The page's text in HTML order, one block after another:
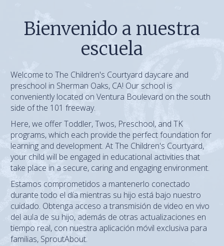
Bienvenido a nuestra
escuela
Welcome to The Children's Courtyard daycare and
preschool in Sherman Oaks, CA! Our school is
conveniently located on Ventura Boulevard on the south
side of the 101 freeway.
Here, we offer Toddler, Twos, Preschool, and TK
programs, which each provide the perfect foundation for
learning and development. At The Children's Courtyard,
your child will be engaged in educational activities that
take place in a secure, caring and engaging environment.
Estamos comprometidos a mantenerlo conectado
durante todo el día mientras su hijo está bajo nuestro
cuidado. Obtenga acceso a transmisión de video en vivo
del aula de su hijo, además de otras actualizaciones en
tiempo real, con nuestra aplicación móvil exclusiva para
familias, SproutAbout.